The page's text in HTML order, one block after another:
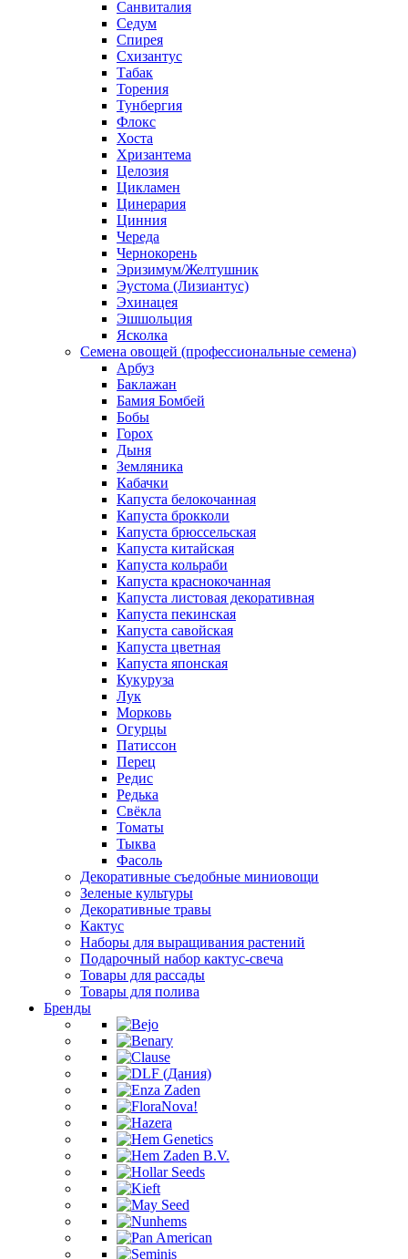
Санвиталия
Седум
Спирея
Схизантус
Табак
Торения
Тунбергия
Флокс
Хоста
Хризантема
Целозия
Цикламен
Цинерария
Цинния
Череда
Чернокорень
Эризимум/Желтушник
Эустома (Лизиантус)
Эхинацея
Эшшольция
Ясколка
Семена овощей (профессиональные семена)
Арбуз
Баклажан
Бамия Бомбей
Бобы
Горох
Дыня
Земляника
Кабачки
Капуста белокочанная
Капуста брокколи
Капуста брюссельская
Капуста китайская
Капуста кольраби
Капуста краснокочанная
Капуста листовая декоративная
Капуста пекинская
Капуста савойская
Капуста цветная
Капуста японская
Кукуруза
Лук
Морковь
Огурцы
Патиссон
Перец
Редис
Редька
Свёкла
Томаты
Тыква
Фасоль
Декоративные съедобные миниовощи
Зеленые культуры
Декоративные травы
Кактус
Наборы для выращивания растений
Подарочный набор кактус-свеча
Товары для рассады
Товары для полива
Бренды